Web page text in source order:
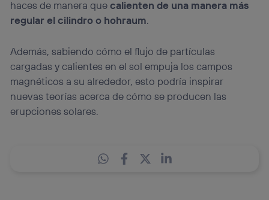
haces de manera quecalienten de una manera más
regular el cilindro o hohraum.
Además, sabiendo cómo el flujo de partículas
cargadas y calientes en el sol empuja los campos
magnéticos a su alrededor, esto podría inspirar
nuevas teorías acerca de cómo se producen las
erupciones solares.